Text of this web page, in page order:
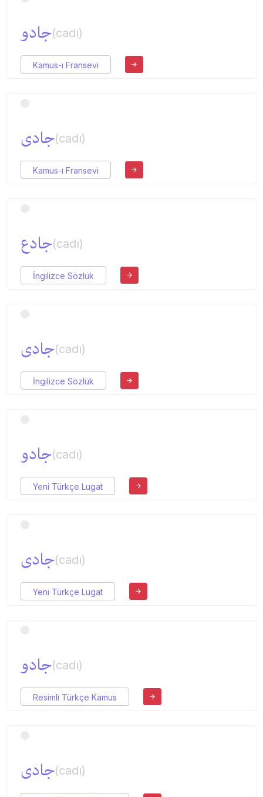
جادو(cadı)
Kamus-ı Fransevi
جادی(cadı)
Kamus-ı Fransevi
جادع(cadı)
İngilizce Sözlük
جادی(cadı)
İngilizce Sözlük
جادو(cadı)
Yeni Türkçe Lugat
جادی(cadı)
Yeni Türkçe Lugat
جادو(cadı)
Resimli Türkçe Kamus
جادی(cadı)